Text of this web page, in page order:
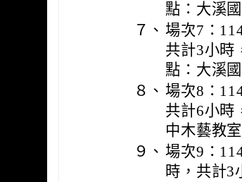
點：大溪
７、 場次7：
共計3小時
點：大溪
８、 場次8：
共計6小時
中木藝教室
９、 場次9：
時，共計3